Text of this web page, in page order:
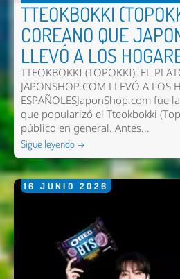
TTEOKBOKKI
COREANO QUE
LLEVÓ A LOS
TTEOKBOKKI (TOPOKKI): EL
JAPONSHOP.COM LLEVÓ A LOS
ESPAÑOLESJaponShop.com
que popularizó el Tteokbokki
público en general. Antes...
Sigue leyendo →
16 JUNIO 2026